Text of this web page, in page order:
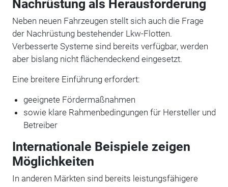
Nachrüstung als Herausforderung
Neben neuen Fahrzeugen stellt sich auch die Frage
der Nachrüstung bestehender Lkw-Flotten.
Verbesserte Systeme sind bereits verfügbar, werden
aber bislang nicht flächendeckend eingesetzt.
Eine breitere Einführung erfordert:
geeignete Fördermaßnahmen
sowie klare Rahmenbedingungen für Hersteller und
Betreiber
Internationale Beispiele zeigen
Möglichkeiten
In anderen Märkten sind bereits leistungsfähigere